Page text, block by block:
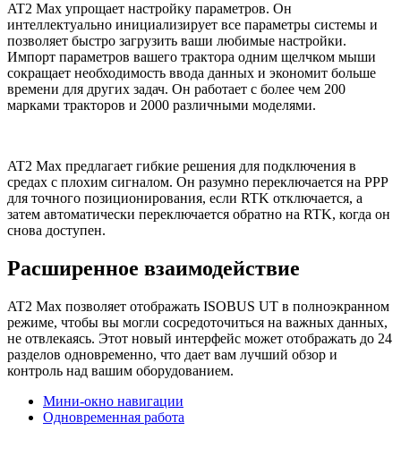
AT2 Max упрощает настройку параметров. Он
интеллектуально инициализирует все параметры системы и
позволяет быстро загрузить ваши любимые настройки.
Импорт параметров вашего трактора одним щелчком мыши
сокращает необходимость ввода данных и экономит больше
времени для других задач. Он работает с более чем 200
марками тракторов и 2000 различными моделями.
AT2 Max предлагает гибкие решения для подключения в
средах с плохим сигналом. Он разумно переключается на PPP
для точного позиционирования, если RTK отключается, а
затем автоматически переключается обратно на RTK, когда он
снова доступен.
Расширенное взаимодействие
AT2 Max позволяет отображать ISOBUS UT в полноэкранном
режиме, чтобы вы могли сосредоточиться на важных данных,
не отвлекаясь. Этот новый интерфейс может отображать до 24
разделов одновременно, что дает вам лучший обзор и
контроль над вашим оборудованием.
Мини-окно навигации
Одновременная работа